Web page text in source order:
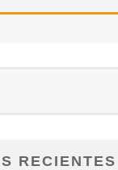
RECIENTES